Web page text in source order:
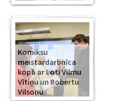
Komiksu
meistardarbnīca
kopā ar Loti Vilmu
Vītiņu un Robertu
Vilsonu